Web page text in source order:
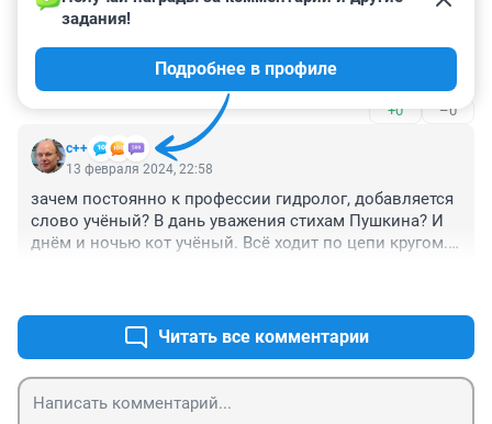
Во время пошли, верим искусственному интеллекту, а
людям нет, подтверждающим фактам - нет. Что
+0 –0
с++
задания!
Подробнее в профиле
13 февраля 2024, 22:58
зачем постоянно к профессии гидролог, добавляется
слово учёный? В дань уважения стихам Пушкина? И
днём и ночью кот учёный. Всё ходит по цепи кругом...
Читать все комментарии